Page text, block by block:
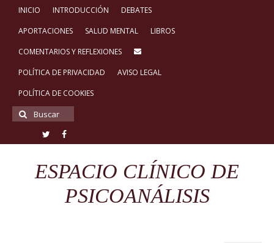
INICIO INTRODUCCIÓN
DEBATES
APORTACIONES
SALUD MENTAL
LIBROS
COMENTARIOS Y REFLEXIONES
POLÍTICA DE PRIVACIDAD
AVISO LEGAL
POLÍTICA DE COOKIES
Buscar
por:
ESPACIO CLÍNICO DE
PSICOANÁLISIS